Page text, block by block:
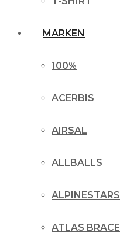
MARKEN
100%
ACERBIS
AIRSAL
ALLBALLS
ALPINESTARS
ATLAS BRACE